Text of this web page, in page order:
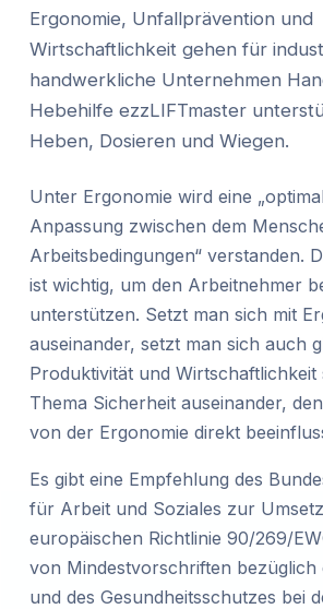
Ergonomie, Unfallprävention und
Wirtschaftlichkeit gehen für
handwerkliche Unternehmen
Hebehilfe ezzLIFTmaster
Heben, Dosieren und Wiegen.
Unter Ergonomie wird eine
Anpassung zwischen dem
Arbeitsbedingungen“ verstanden.
ist wichtig, um den Arbeitnehmer
unterstützen. Setzt man sich mit
auseinander, setzt man sich auch
Produktivität und Wirtschaftlichkeit
Thema Sicherheit auseinander,
von der Ergonomie direkt
Es gibt eine Empfehlung des
für Arbeit und Soziales zur
europäischen Richtlinie 90/269/
von Mindestvorschriften bezüglich
und des Gesundheitsschutzes bei